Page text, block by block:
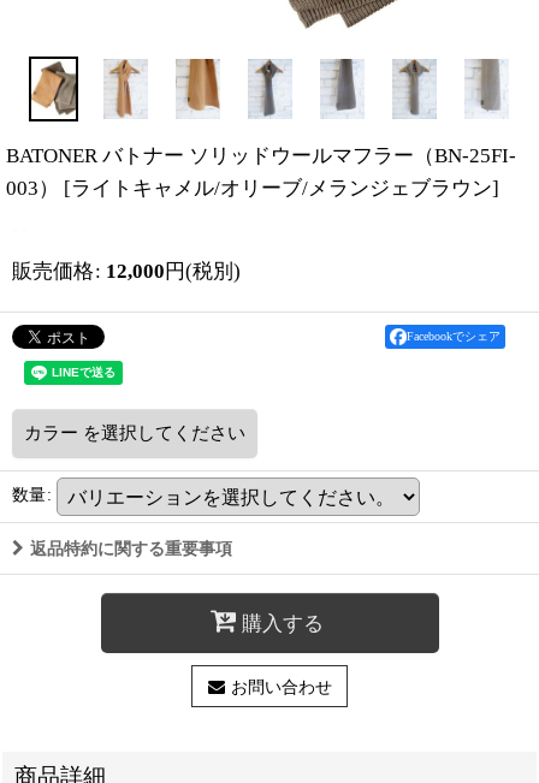
BATONER バトナー ソリッドウールマフラー（BN-25FI-
003）
[ライトキャメル/オリーブ/メランジェブラウン]
販売価格: 12,000 円(税別)
Facebookでシェア
カラー を選択してください
数量:
返品特約に関する重要事項
購入する
お問い合わせ
商品詳細